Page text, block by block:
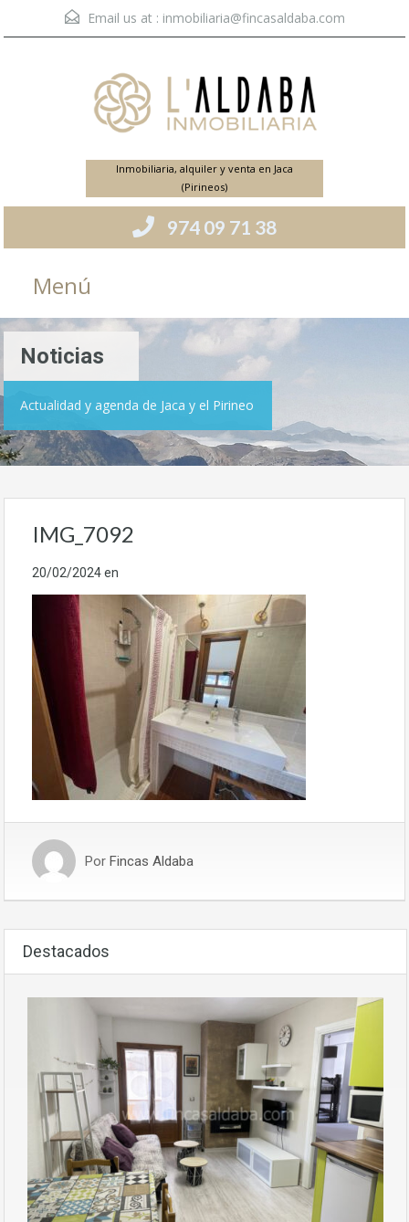
Email us at : inmobiliaria@fincasaldaba.com
Inmobiliaria, alquiler y venta en Jaca
(Pirineos)
974 09 71 38
Menú
Noticias
Actualidad y agenda de Jaca y el Pirineo
IMG_7092
20/02/2024en
Por Fincas Aldaba
Destacados